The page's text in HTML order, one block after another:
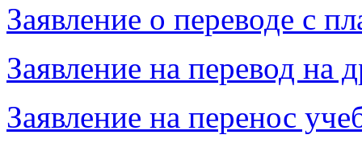
Заявление о переводе с
Заявление на перевод на
Заявление на перенос